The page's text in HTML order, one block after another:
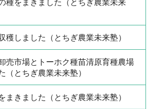
種をまきました（とちぎ農業未来
穫しました（とちぎ農業未来塾）
売市場とトーホク種苗清原育種農場
（とちぎ農業未来塾）
まきました（とちぎ農業未来塾）